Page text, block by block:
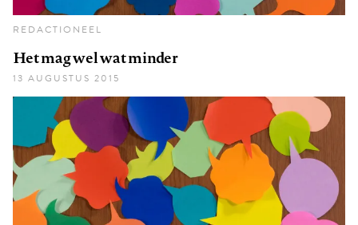
REDACTIONEEL
Het mag wel wat minder
13 AUGUSTUS 2015